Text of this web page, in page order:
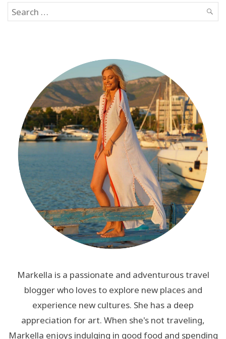
Search
for:
Markella is a passionate and adventurous travel
blogger who loves to explore new places and
experience new cultures. She has a deep
appreciation for art. When she's not traveling,
Markella enjoys indulging in good food and spending